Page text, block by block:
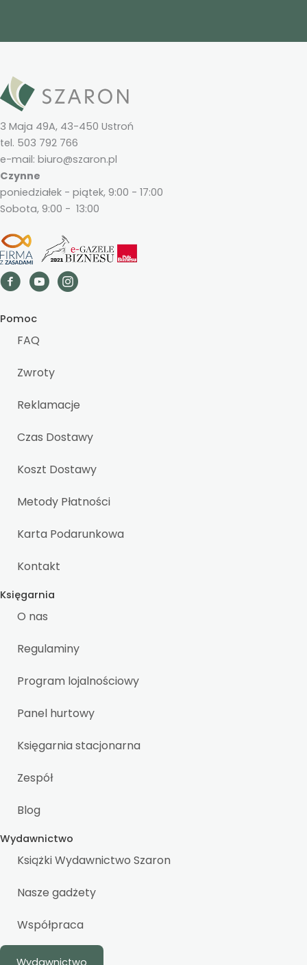
3 Maja 49A, 43-450 Ustroń
tel. 503 792 766
e-mail: biuro@szaron.pl
Czynne
poniedziałek - piątek, 9:00 - 17:00
Sobota, 9:00 - 13:00
Pomoc
FAQ
Zwroty
Reklamacje
Czas Dostawy
Koszt Dostawy
Metody Płatności
Karta Podarunkowa
Kontakt
Księgarnia
O nas
Regulaminy
Program lojalnościowy
Panel hurtowy
Księgarnia stacjonarna
Zespół
Blog
Wydawnictwo
Książki Wydawnictwo Szaron
Nasze gadżety
Współpraca
Wydawnictwo